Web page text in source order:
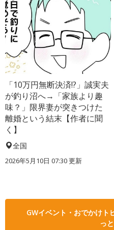
「10万円無断決済!?」誠実夫
が釣り沼へ→「家族より趣
味？」限界妻が突きつけた
離婚という結末【作者に聞
く】
全国
2026年5月10日 07:30 更新
GWイベント・おでかけト
っ